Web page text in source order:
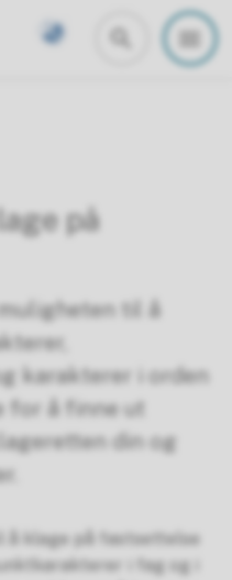
på
til å
karakterer i orden
for å finne ut
din og
å klage på fastsettelse
i fag og i